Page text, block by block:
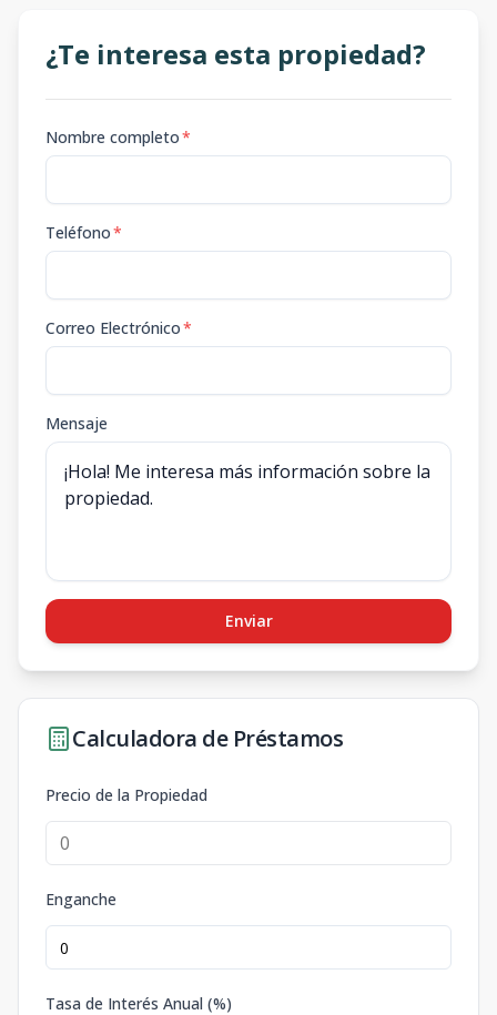
¿Te interesa esta propiedad?
Nombre completo*
Teléfono*
Correo Electrónico*
Mensaje
Enviar
Calculadora de Préstamos
Precio de la Propiedad
Enganche
Tasa de Interés Anual (%)